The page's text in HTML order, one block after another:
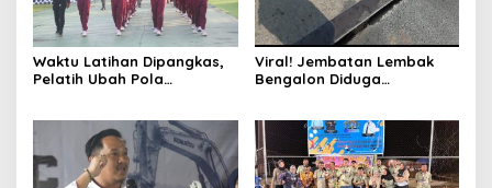
Waktu Latihan Dipangkas,
Pelatih Ubah Pola
Viral! Jembatan Lembak
Bengalon Diduga
Segera Dibuka dan
Perbaikan Menyeluruh